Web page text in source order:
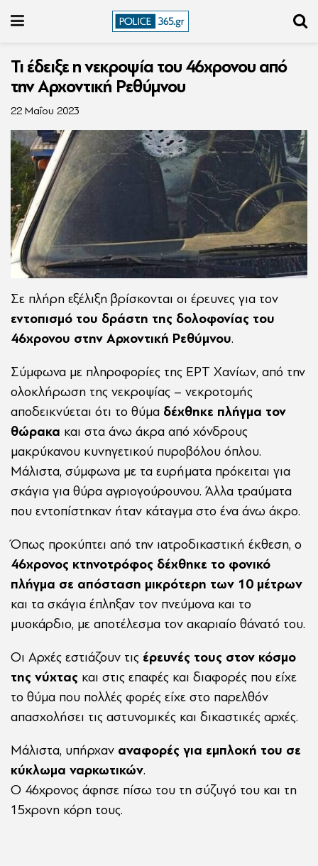
Τι έδειξε η νεκροψία του 46χρονου από
την Αρχοντική Ρεθύμνου
22 Μαΐου 2023
Σε πλήρη εξέλιξη βρίσκονται οι έρευνες για τον
εντοπισμό του δράστη της δολοφονίας του
46χρονου στην Αρχοντική Ρεθύμνου.
Σύμφωνα με πληροφορίες της ΕΡΤ Χανίων, από την
ολοκλήρωση της νεκροψίας – νεκροτομής
αποδεικνύεται ότι το θύμα δέχθηκε πλήγμα τον
θώρακα και στα άνω άκρα από χόνδρους
μακρύκανου κυνηγετικού πυροβόλου όπλου.
Μάλιστα, σύμφωνα με τα ευρήματα πρόκειται για
σκάγια για θύρα αγριογούρουνου. Άλλα τραύματα
που εντοπίστηκαν ήταν κάταγμα στο ένα άνω άκρο.
Όπως προκύπτει από την ιατροδικαστική έκθεση, ο
46χρονος κτηνοτρόφος δέχθηκε το φονικό
πλήγμα σε απόσταση μικρότερη των 10 μέτρων
και τα σκάγια έπληξαν τον πνεύμονα και το
μυοκάρδιο, με αποτέλεσμα τον ακαριαίο θάνατό του.
Οι Αρχές εστιάζουν τις έρευνές τους στον κόσμο
της νύχτας και στις επαφές και διαφορές που είχε
το θύμα που πολλές φορές είχε στο παρελθόν
απασχολήσει τις αστυνομικές και δικαστικές αρχές.
Μάλιστα, υπήρχαν αναφορές για εμπλοκή του σε
κύκλωμα ναρκωτικών.
Ο 46χρονος άφησε πίσω του τη σύζυγό του και τη
15χρονη κόρη τους.